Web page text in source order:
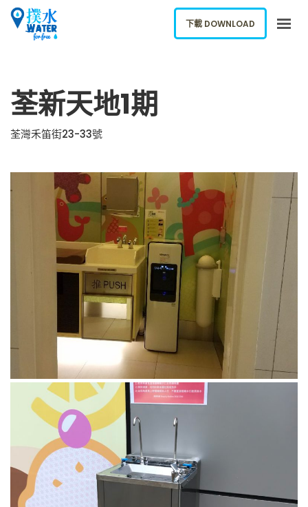
下載應用
ENGLISH
下載 DOWNLOAD
荃新天地1期
荃灣禾笛街23-33號
下載 DOWNLOAD